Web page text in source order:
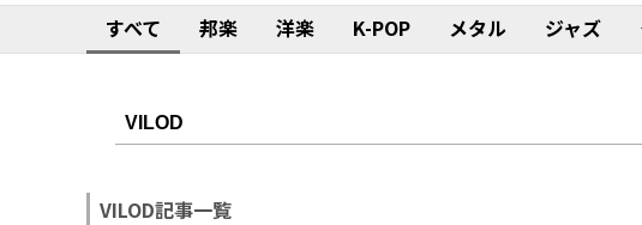
すべて
邦楽 洋楽 K-POP メタル ジャズ
VILOD記事一覧